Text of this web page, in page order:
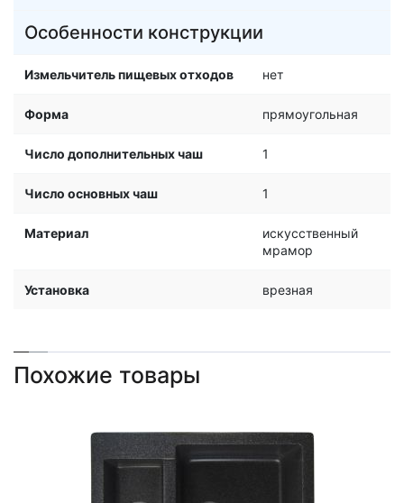
Особенности конструкции
Измельчитель пищевых отходов нет
Форма прямоугольная
Число дополнительных чаш 1
Число основных чаш 1
Материал
искусственный
мрамор
Установка врезная
Похожие товары